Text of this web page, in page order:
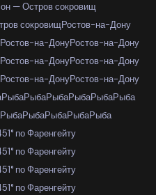
— Остров сокровищ
сокровищРостов-на-Дону
Ростов-на-ДонуРостов-на-Дону
Ростов-на-ДонуРостов-на-Дону
Ростов-на-ДонуРостов-на-Дону
РыбаРыбаРыбаРыбаРыбаРыба
РыбаРыбаРыбаРыбаРыба
по Фаренгейту
по Фаренгейту
по Фаренгейту
по Фаренгейту